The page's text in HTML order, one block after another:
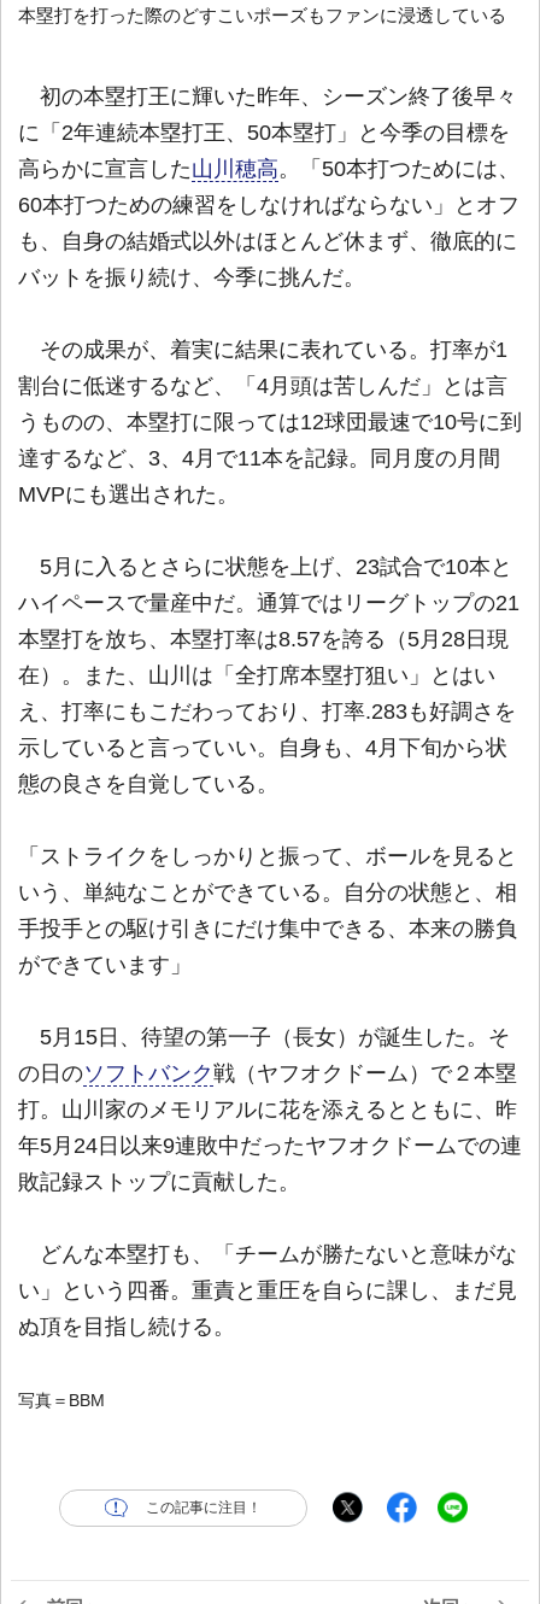
本塁打を打った際のどすこいポーズもファンに浸透している
初の本塁打王に輝いた昨年、シーズン終了後早々
に「2年連続本塁打王、50本塁打」と今季の目標を
高らかに宣言した山川穂高。「50本打つためには、
60本打つための練習をしなければならない」とオフ
も、自身の結婚式以外はほとんど休まず、徹底的に
バットを振り続け、今季に挑んだ。
その成果が、着実に結果に表れている。打率が1
割台に低迷するなど、「4月頭は苦しんだ」とは言
うものの、本塁打に限っては12球団最速で10号に到
達するなど、3、4月で11本を記録。同月度の月間
MVPにも選出された。
5月に入るとさらに状態を上げ、23試合で10本と
ハイペースで量産中だ。通算ではリーグトップの21
本塁打を放ち、本塁打率は8.57を誇る（5月28日現
在）。また、山川は「全打席本塁打狙い」とはい
え、打率にもこだわっており、打率.283も好調さを
示していると言っていい。自身も、4月下旬から状
態の良さを自覚している。
「ストライクをしっかりと振って、ボールを見ると
いう、単純なことができている。自分の状態と、相
手投手との駆け引きにだけ集中できる、本来の勝負
ができています」
5月15日、待望の第一子（長女）が誕生した。そ
の日のソフトバンク戦（ヤフオクドーム）で２本塁
打。山川家のメモリアルに花を添えるとともに、昨
年5月24日以来9連敗中だったヤフオクドームでの連
敗記録ストップに貢献した。
どんな本塁打も、「チームが勝たないと意味がな
い」という四番。重責と重圧を自らに課し、まだ見
ぬ頂を目指し続ける。
写真＝BBM
この記事に注目！